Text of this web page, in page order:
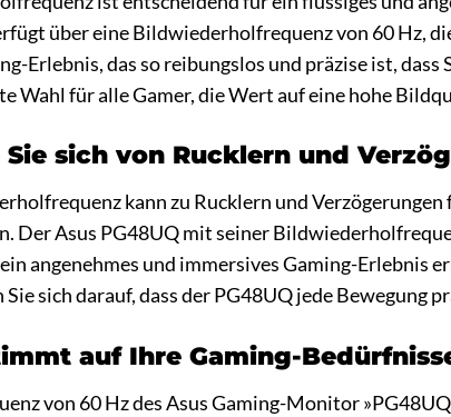
über eine Bildwiederholfrequenz von 60 Hz,
Erlebnis, das so reibungslos und präzise ist,
Wahl für alle Gamer, die Wert auf eine hohe
Sie sich von Rucklern und
kann zu Rucklern und
Der Asus PG48UQ mit seiner
angenehmes und immersives Gaming-Erlebnis
Sie sich darauf, dass der PG48UQ jede Bewegung
auf Ihre Gaming-
von 60 Hz des Asus Gaming-Monitor